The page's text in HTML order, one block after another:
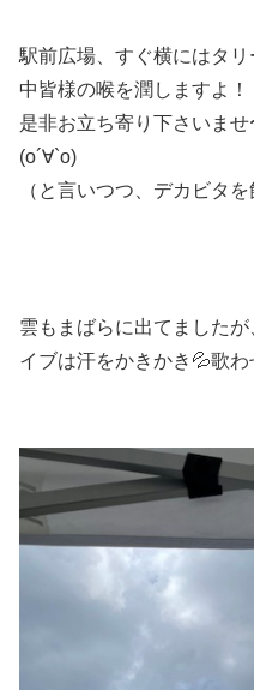
駅前広場、すぐ横にはタ
中皆様の喉を潤しますよ
是非お立ち寄り下さいませ
(о´∀`о)
（と言いつつ、デカビタ
雲もまばらに出てました
イブは汗をかきかき💦歌わ